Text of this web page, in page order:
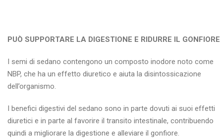
PUÒ SUPPORTARE LA DIGESTIONE E RIDURRE IL GONFIORE
I semi di sedano contengono un composto inodore noto come
NBP, che ha un effetto diuretico e aiuta la disintossicazione
dell’organismo.
I benefici digestivi del sedano sono in parte dovuti ai suoi effetti
diuretici e in parte al favorire il transito intestinale, contribuendo
quindi a migliorare la digestione e alleviare il gonfiore.